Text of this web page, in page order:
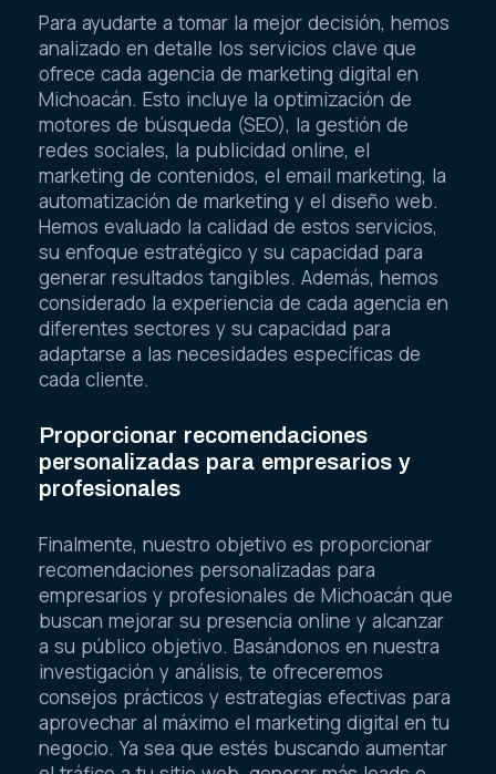
Para ayudarte a tomar la mejor decisión, hemos
analizado en detalle los servicios clave que
ofrece cada agencia de marketing digital en
Michoacán. Esto incluye la optimización de
motores de búsqueda (SEO), la gestión de
redes sociales, la publicidad online, el
marketing de contenidos, el email marketing, la
automatización de marketing y el diseño web.
Hemos evaluado la calidad de estos servicios,
su enfoque estratégico y su capacidad para
generar resultados tangibles. Además, hemos
considerado la experiencia de cada agencia en
diferentes sectores y su capacidad para
adaptarse a las necesidades específicas de
cada cliente.
Proporcionar recomendaciones
personalizadas para empresarios y
profesionales
Finalmente, nuestro objetivo es proporcionar
recomendaciones personalizadas para
empresarios y profesionales de Michoacán que
buscan mejorar su presencia online y alcanzar
a su público objetivo. Basándonos en nuestra
investigación y análisis, te ofreceremos
consejos prácticos y estrategias efectivas para
aprovechar al máximo el marketing digital en tu
negocio. Ya sea que estés buscando aumentar